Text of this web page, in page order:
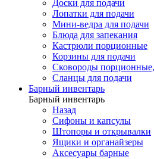
Доски для подачи
Лопатки для подачи
Мини-ведра для подачи
Блюда для запекания
Кастрюли порционные
Корзины для подачи
Сковороды
Сланцы для подачи
Барный инвентарь
Барный инвентарь
Назад
Сифоны и капсулы
Штопоры и открывалки
Ящики и органайзеры
Аксесуары барные